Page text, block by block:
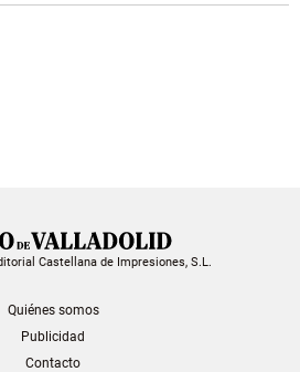
Castellana de Impresiones, S.L.
Quiénes somos
Publicidad
Contacto